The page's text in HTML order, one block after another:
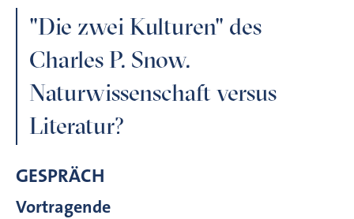
"Die zwei Kulturen" des
Charles P. Snow.
Naturwissenschaft versus
Literatur?
GESPRÄCH
Vortragende